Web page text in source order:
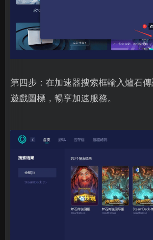
第四步：在加速器搜索框輸入爐石
遊戲圖標，暢享加速服務。